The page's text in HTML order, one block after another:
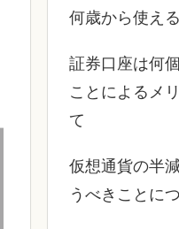
何歳から使え
証券口座は何
ことによるメ
て
仮想通貨の半
うべきことに